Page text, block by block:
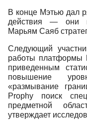
В конце Мэтью дал
действия ― они
Марьям Саяб
Следующий
работы платформы
приведенным
повышение
«размывание
Prophy поиск
предметной
утверждает